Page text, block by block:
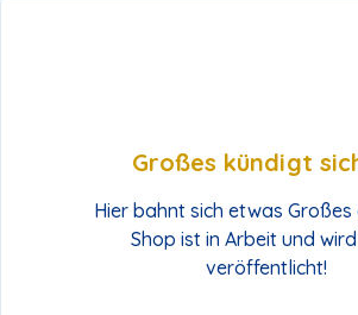
Großes kündigt
Hier bahnt sich etwas Großes
Shop ist in Arbeit und
veröffentlicht!